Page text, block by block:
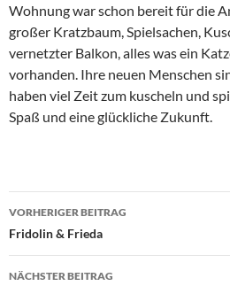
Wohnung war schon bereit für die
großer Kratzbaum, Spielsachen,
vernetzter Balkon, alles was ein
vorhanden. Ihre neuen Menschen
haben viel Zeit zum kuscheln und
Spaß und eine glückliche Zukunft.
Beitragsnavigation
VORHERIGER BEITRAG
Fridolin & Frieda
NÄCHSTER BEITRAG